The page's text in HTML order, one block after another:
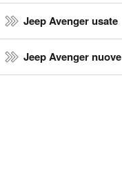
Jeep Avenger usate
Jeep Avenger nuove